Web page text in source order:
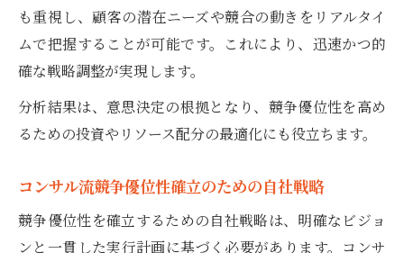
も重視し、顧客の潜在ニーズや競合の動きをリアルタイ
ムで把握することが可能です。これにより、迅速かつ的
確な戦略調整が実現します。
分析結果は、意思決定の根拠となり、競争優位性を高め
るための投資やリソース配分の最適化にも役立ちます。
コンサル流競争優位性確立のための自社戦略
競争優位性を確立するための自社戦略は、明確なビジョ
ンと一貫した実行計画に基づく必要があります。コンサ